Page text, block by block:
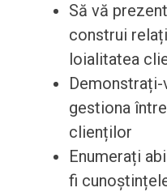
Să vă
construi
loialitatea
gestiona
clienților
Enumerați
fi